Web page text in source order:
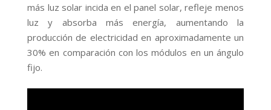
más luz solar incida en el panel solar, refleje menos
luz y absorba más energía, aumentando la
producción de electricidad en aproximadamente un
30% en comparación con los módulos en un ángulo
fijo.